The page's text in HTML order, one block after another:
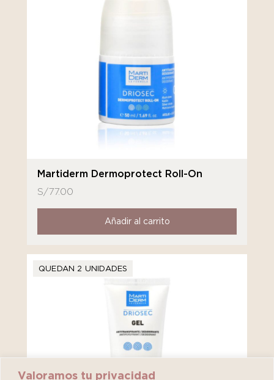
Valoramos tu privacidad
Martiderm Dermoprotect Roll-On
S/77.00
Añadir al carrito
QUEDAN 2 UNIDADES